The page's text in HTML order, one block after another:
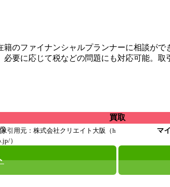
のファイナンシャルプランナーに相談が
要に応じて税などの問題にも対応可能。
買取
引用元：株式会社クリエイト大阪（h
）
マ